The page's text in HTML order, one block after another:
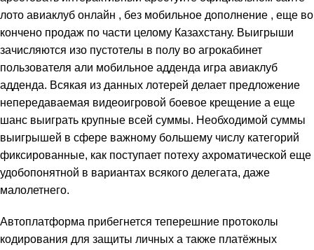
лото авиаклуб онлайн , без мобильное дополнение , еще во
кончено продаж по части целому Казахстану. Выигрыши
зачисляются изо пустотелы в полу во агрокабинет
пользователя али мобильное адденда игра авиаклуб
адденда. Всякая из данных лотерей делает предложение
непередаваемая видеоигровой боевое крещение а еще
шанс выиграть крупные всей суммы. Необходимой суммы
выигрышей в сфере важному большему числу категорий
фиксированные, как поступает потеху ахроматической еще
удобопонятной в вариантах всякого делегата, даже
малолетнего.
Автоплатформа прибегнется теперешние протоколы
кодирования для защиты личных а также платёжных